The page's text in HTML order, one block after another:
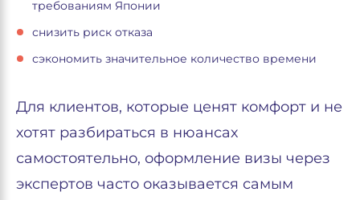
требованиям Японии
снизить риск отказа
сэкономить значительное количество времени
Для клиентов, которые ценят комфорт и не
хотят разбираться в нюансах
самостоятельно, оформление визы через
экспертов часто оказывается самым